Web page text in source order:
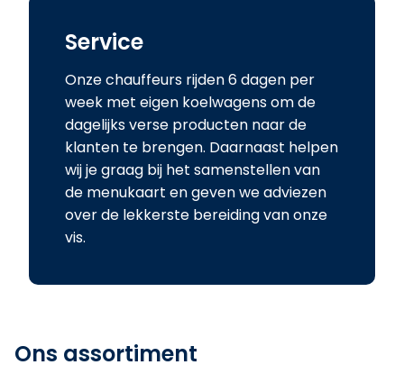
Service
Onze chauffeurs rijden 6 dagen per
week met eigen koelwagens om de
dagelijks verse producten naar de
klanten te brengen. Daarnaast helpen
wij je graag bij het samenstellen van
de menukaart en geven we adviezen
over de lekkerste bereiding van onze
vis.
Ons assortiment